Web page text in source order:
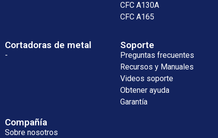
CFC A130A
CFC A165
Cortadoras de metal
-
Soporte
Preguntas frecuentes
Recursos y Manuales
Videos soporte
Obtener ayuda
Garantía
Compañía
Sobre nosotros